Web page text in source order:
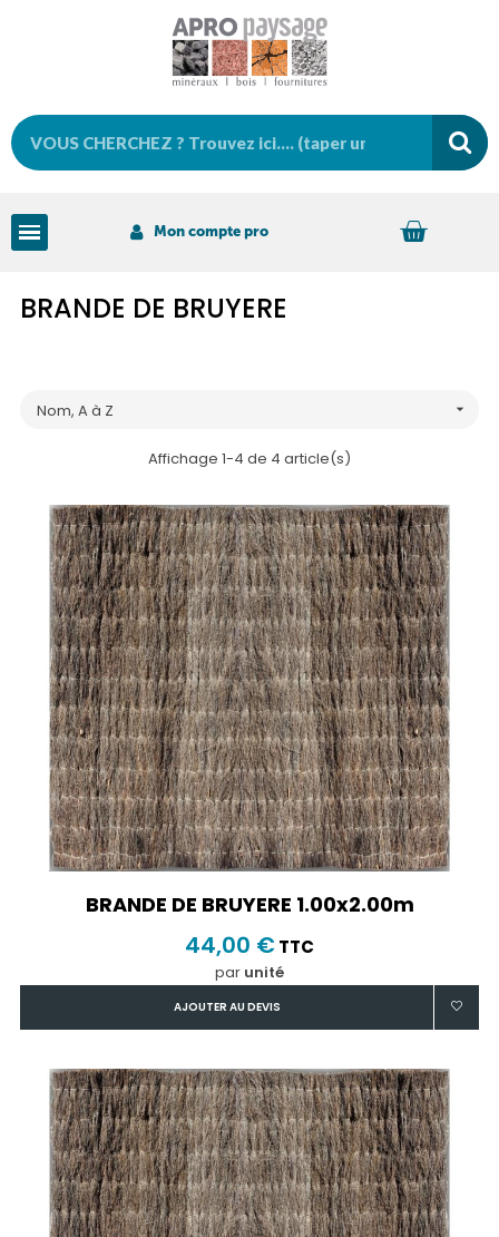
Mon compte pro
BRANDE DE BRUYERE
Nom, A à Z 
Affichage 1-4 de 4 article(s)
BRANDE DE BRUYERE 1.00x2.00m
44,00 €TTC
par unité
AJOUTER AU DEVIS